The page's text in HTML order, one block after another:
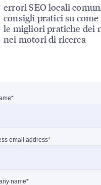
errori SEO locali
consigli pratici su
le migliori pratiche dei
nei motori di ricerca